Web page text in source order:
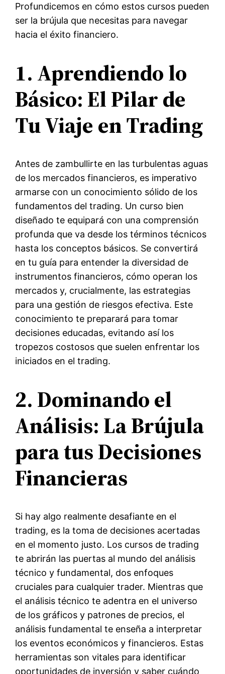
Profundicemos en cómo estos cursos pueden
ser la brújula que necesitas para navegar
hacia el éxito financiero.
1. Aprendiendo lo
Básico: El Pilar de
Tu Viaje en Trading
Antes de zambullirte en las turbulentas aguas
de los mercados financieros, es imperativo
armarse con un conocimiento sólido de los
fundamentos del trading. Un curso bien
diseñado te equipará con una comprensión
profunda que va desde los términos técnicos
hasta los conceptos básicos. Se convertirá
en tu guía para entender la diversidad de
instrumentos financieros, cómo operan los
mercados y, crucialmente, las estrategias
para una gestión de riesgos efectiva. Este
conocimiento te preparará para tomar
decisiones educadas, evitando así los
tropezos costosos que suelen enfrentar los
iniciados en el trading.
2. Dominando el
Análisis: La Brújula
para tus Decisiones
Financieras
Si hay algo realmente desafiante en el
trading, es la toma de decisiones acertadas
en el momento justo. Los cursos de trading
te abrirán las puertas al mundo del análisis
técnico y fundamental, dos enfoques
cruciales para cualquier trader. Mientras que
el análisis técnico te adentra en el universo
de los gráficos y patrones de precios, el
análisis fundamental te enseña a interpretar
los eventos económicos y financieros. Estas
herramientas son vitales para identificar
oportunidades de inversión y saber cuándo